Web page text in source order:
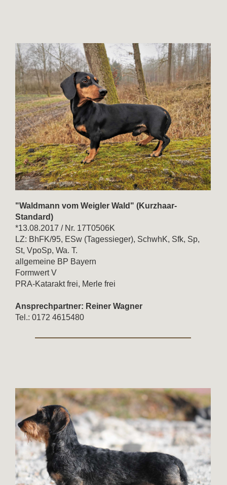
"Waldmann vom Weigler Wald" (Kurzhaar-
Standard)
*13.08.2017 / Nr. 17T0506K
LZ: BhFK/95, ESw (Tagessieger), SchwhK, Sfk, Sp,
St, VpoSp, Wa. T.
allgemeine BP Bayern
Formwert V
PRA-Katarakt frei, Merle frei
Ansprechpartner: Reiner Wagner
Tel.: 0172 4615480